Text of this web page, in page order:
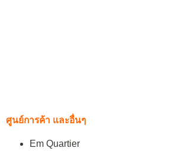
ศูนย์การค้า และอื่นๆ
Em Quartier